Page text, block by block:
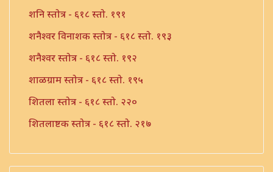
शनि स्तोत्र - ६१८ स्तो. १९१
शनैश्वर विनाशक स्तोत्र - ६१८ स्तो. १९३
शनैश्वर स्तोत्र - ६१८ स्तो. १९२
शाळग्राम स्तोत्र - ६१८ स्तो. १९५
शितला स्तोत्र - ६१८ स्तो. २२०
शितलाष्टक स्तोत्र - ६१८ स्तो. २१७
शिव नामावली - ६१८ स्तो. ३९०